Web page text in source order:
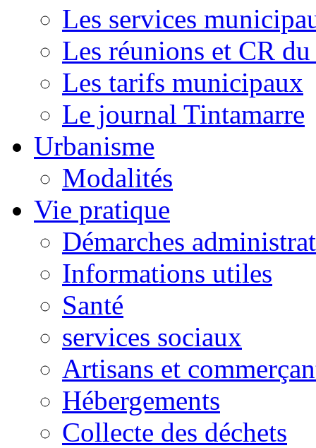
Les services
Les réunions et CR
Les tarifs municipaux
Le journal Tintamarre
Urbanisme
Modalités
Vie pratique
Démarches
Informations utiles
Santé
services sociaux
Artisans et
Hébergements
Collecte des déchets